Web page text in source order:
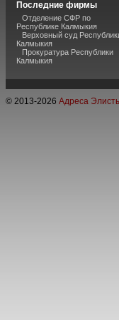
Последние фирмы
Отделение СФР по
Республике Калмыкия
Верховный суд
Калмыкия
Прокуратура Республики
Калмыкия
© 2013-2026 Адреса